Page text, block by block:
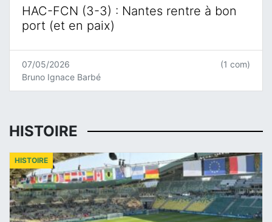
HAC-FCN (3-3) : Nantes rentre à bon
port (et en paix)
07/05/2026
Bruno Ignace Barbé
(1 com)
HISTOIRE
HISTOIRE